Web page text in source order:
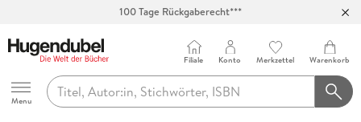
Hugendubel
Menu
Filiale Konto Merkzettel Warenkorb